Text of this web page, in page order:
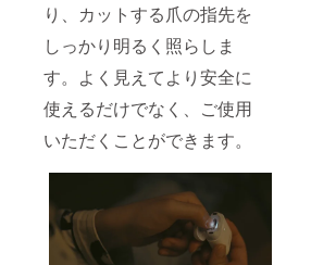
り、カットする爪の指先を
しっかり明るく照らしま
す。よく見えてより安全に
使えるだけでなく、ご使用
いただくことができます。